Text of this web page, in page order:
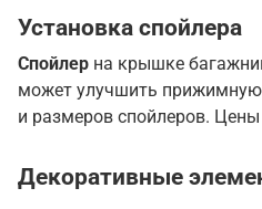
Установка спойлера
Спойлер на крышке
может улучшить прижимную
и размеров спойлеров.
Декоративные